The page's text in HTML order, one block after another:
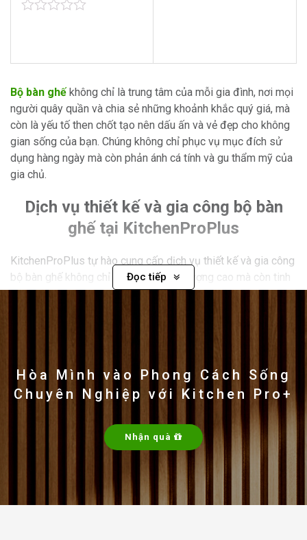
Bộ bàn ghếkhông chỉ là trung tâm của mỗi gia đình, nơi mọi
người quây quần và chia sẻ những khoảnh khắc quý giá, mà
còn là yếu tố then chốt tạo nên dấu ấn và vẻ đẹp cho không
gian sống của bạn. Chúng không chỉ phục vụ mục đích sử
dụng hàng ngày mà còn phản ánh cá tính và gu thẩm mỹ của
gia chủ.
Dịch vụ thiết kế và gia công bộ bàn
ghế tại KitchenProPlus
KitchenProPlus tự hào cung cấp dịch vụ thiết kế và gia công
bộ bàn ghế không chỉ đạt chuẩn chất lượng cao mà còn tinh
tế và phong phú về mẫu mã. Với đội ngũ thiết kế sáng tạo và
Đọc tiếp
Hòa Mình vào Phong Cách Sống
Chuyên Nghiệp với Kitchen Pro+
Nhận quà